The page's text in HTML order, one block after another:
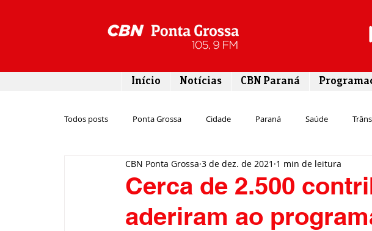
Início Notícias CBN Paraná
Todos posts Ponta Grossa Cidade Paraná Saúde
Emprego Campos Gerais Segurança Entrevista
Rodovias Agronegócio Meio ambiente
Cerca de 2.500
aderiram ao
CBN Ponta Grossa 3 de dez. de 2021 1 min de leitura